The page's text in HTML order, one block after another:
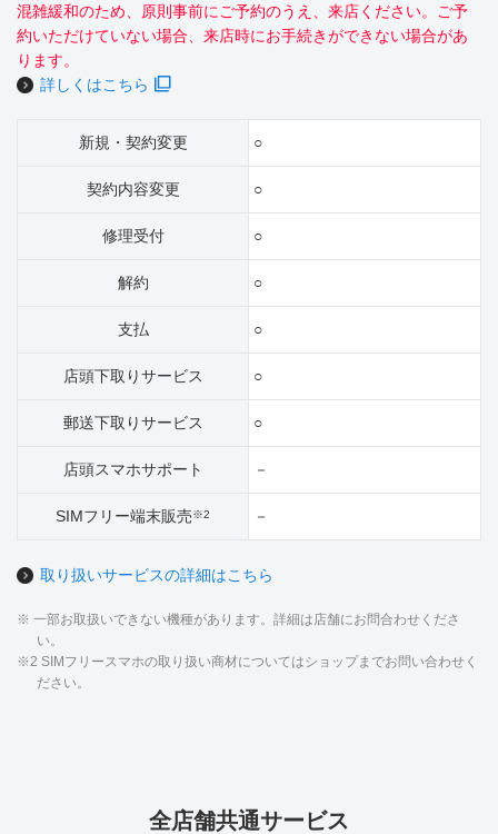
混雑緩和のため、原則事前にご予約のうえ、来店ください。ご予
約いただけていない場合、来店時にお手続きができない場合があ
ります。
詳しくはこちら
新規・契約変更 ○
契約内容変更 ○
修理受付 ○
解約 ○
支払 ○
店頭下取りサービス ○
郵送下取りサービス ○
店頭スマホサポート －
SIMフリー端末販売※2 －
取り扱いサービスの詳細はこちら
※ 一部お取扱いできない機種があります。詳細は店舗にお問合わせくださ
い。
※2 SIMフリースマホの取り扱い商材についてはショップまでお問い合わせく
ださい。
全店舗共通サービス